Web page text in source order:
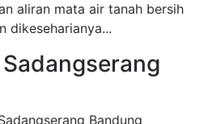
aliran mata air tanah bersih
dikeseharianya...
Bandung